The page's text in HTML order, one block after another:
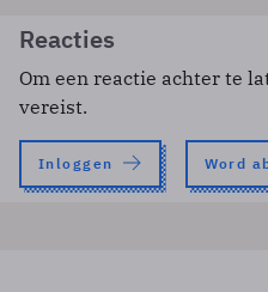
Reacties
Om een reactie achter te
vereist.
Inloggen Word